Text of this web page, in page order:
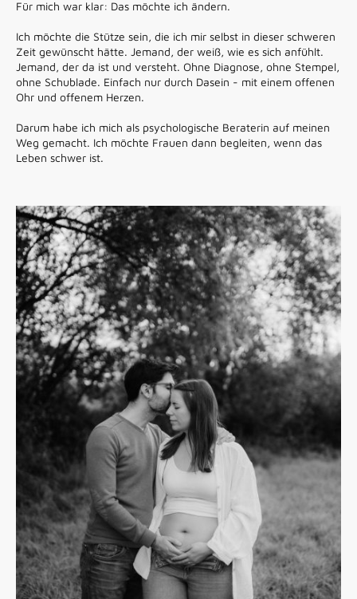
Für mich war klar: Das möchte ich ändern.
Ich möchte die Stütze sein, die ich mir selbst in dieser schweren
Zeit gewünscht hätte. Jemand, der weiß, wie es sich anfühlt.
Jemand, der da ist und versteht. Ohne Diagnose, ohne Stempel,
ohne Schublade. Einfach nur durch Dasein - mit einem offenen
Ohr und offenem Herzen.
Darum habe ich mich als psychologische Beraterin auf meinen
Weg gemacht. Ich möchte Frauen dann begleiten, wenn das
Leben schwer ist.